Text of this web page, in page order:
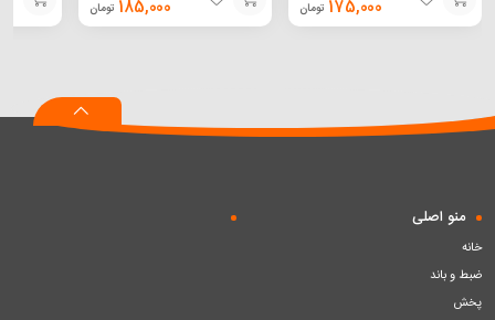
175,000 تومان
افزودن
185,000 تومان
افزودن
افزودن
سبد
منو اصلی
خانه
ضبط و باند
پخش